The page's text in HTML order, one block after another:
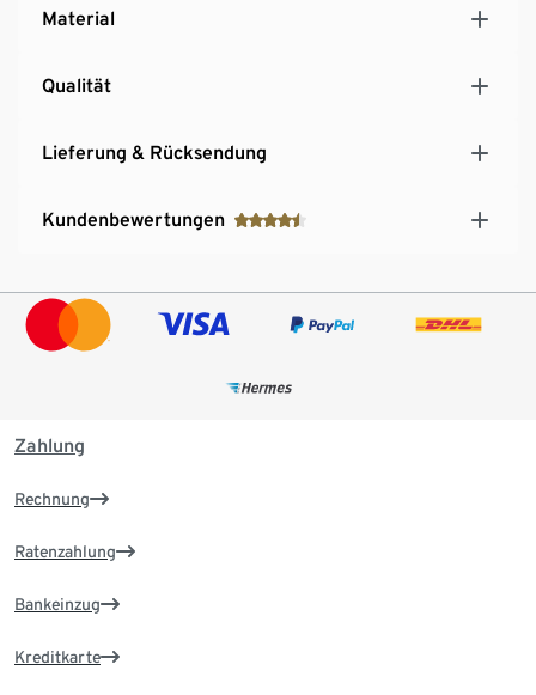
Material
Qualität
Lieferung & Rücksendung
Kundenbewertungen
Zahlung
Rechnung
Ratenzahlung
Bankeinzug
Kreditkarte